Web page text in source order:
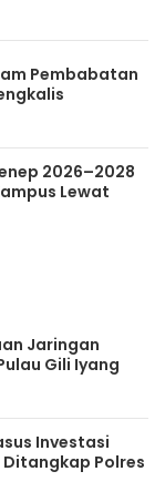
Pembabatan
2026–2028
Lewat
Jaringan
Gili Iyang
Investasi
Ditangkap Polres